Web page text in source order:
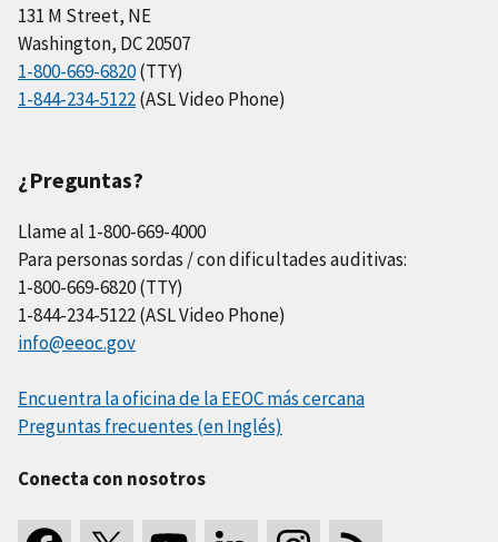
131 M Street, NE
Washington, DC 20507
1-800-669-6820(TTY)
1-844-234-5122(ASL Video Phone)
¿Preguntas?
Llame al 1-800-669-4000
Para personas sordas / con dificultades auditivas:
1-800-669-6820 (TTY)
1-844-234-5122 (ASL Video Phone)
info@eeoc.gov
Encuentra la oficina de la EEOC más cercana
Preguntas frecuentes (en Inglés)
Conecta con nosotros